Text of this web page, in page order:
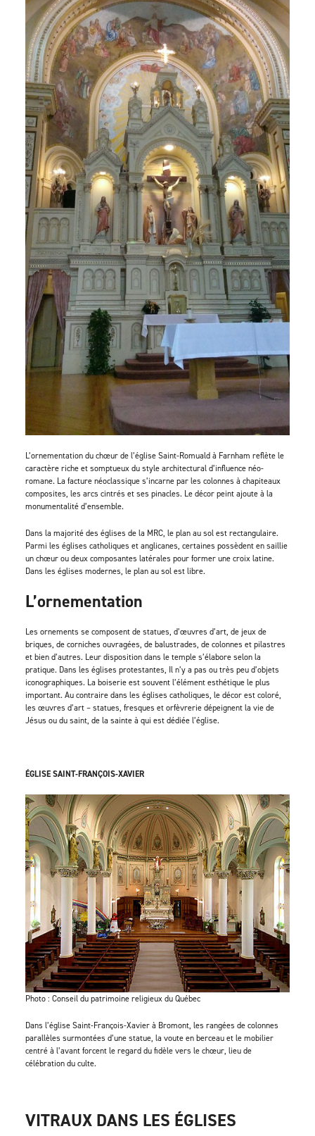
L’ornementation du chœur de l’église Saint-Romuald à Farnham reflète le
caractère riche et somptueux du style architectural d’influence néo-
romane. La facture néoclassique s’incarne par les colonnes à chapiteaux
composites, les arcs cintrés et ses pinacles. Le décor peint ajoute à la
monumentalité d’ensemble.
Dans la majorité des églises de la MRC, le plan au sol est rectangulaire.
Parmi les églises catholiques et anglicanes, certaines possèdent en saillie
un chœur ou deux composantes latérales pour former une croix latine.
Dans les églises modernes, le plan au sol est libre.
L’ornementation
Les ornements se composent de statues, d’œuvres d’art, de jeux de
briques, de corniches ouvragées, de balustrades, de colonnes et pilastres
et bien d’autres. Leur disposition dans le temple s’élabore selon la
pratique. Dans les églises protestantes, Il n’y a pas ou très peu d’objets
iconographiques. La boiserie est souvent l’élément esthétique le plus
important. Au contraire dans les églises catholiques, le décor est coloré,
les œuvres d’art – statues, fresques et orfèvrerie dépeignent la vie de
Jésus ou du saint, de la sainte à qui est dédiée l’église.
ÉGLISE SAINT-FRANÇOIS-XAVIER
Photo : Conseil du patrimoine religieux du Québec
Dans l’église Saint-François-Xavier à Bromont, les rangées de colonnes
parallèles surmontées d’une statue, la voute en berceau et le mobilier
centré à l’avant forcent le regard du fidèle vers le chœur, lieu de
célébration du culte.
VITRAUX DANS LES ÉGLISES